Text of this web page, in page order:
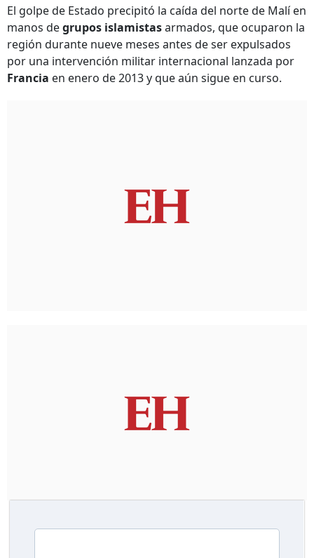
El golpe de Estado precipitó la caída del norte de Malí en
manos degrupos islamistasarmados, que ocuparon la
región durante nueve meses antes de ser expulsados
por una intervención militar internacional lanzada por
Francia en enero de 2013 y que aún sigue en curso.